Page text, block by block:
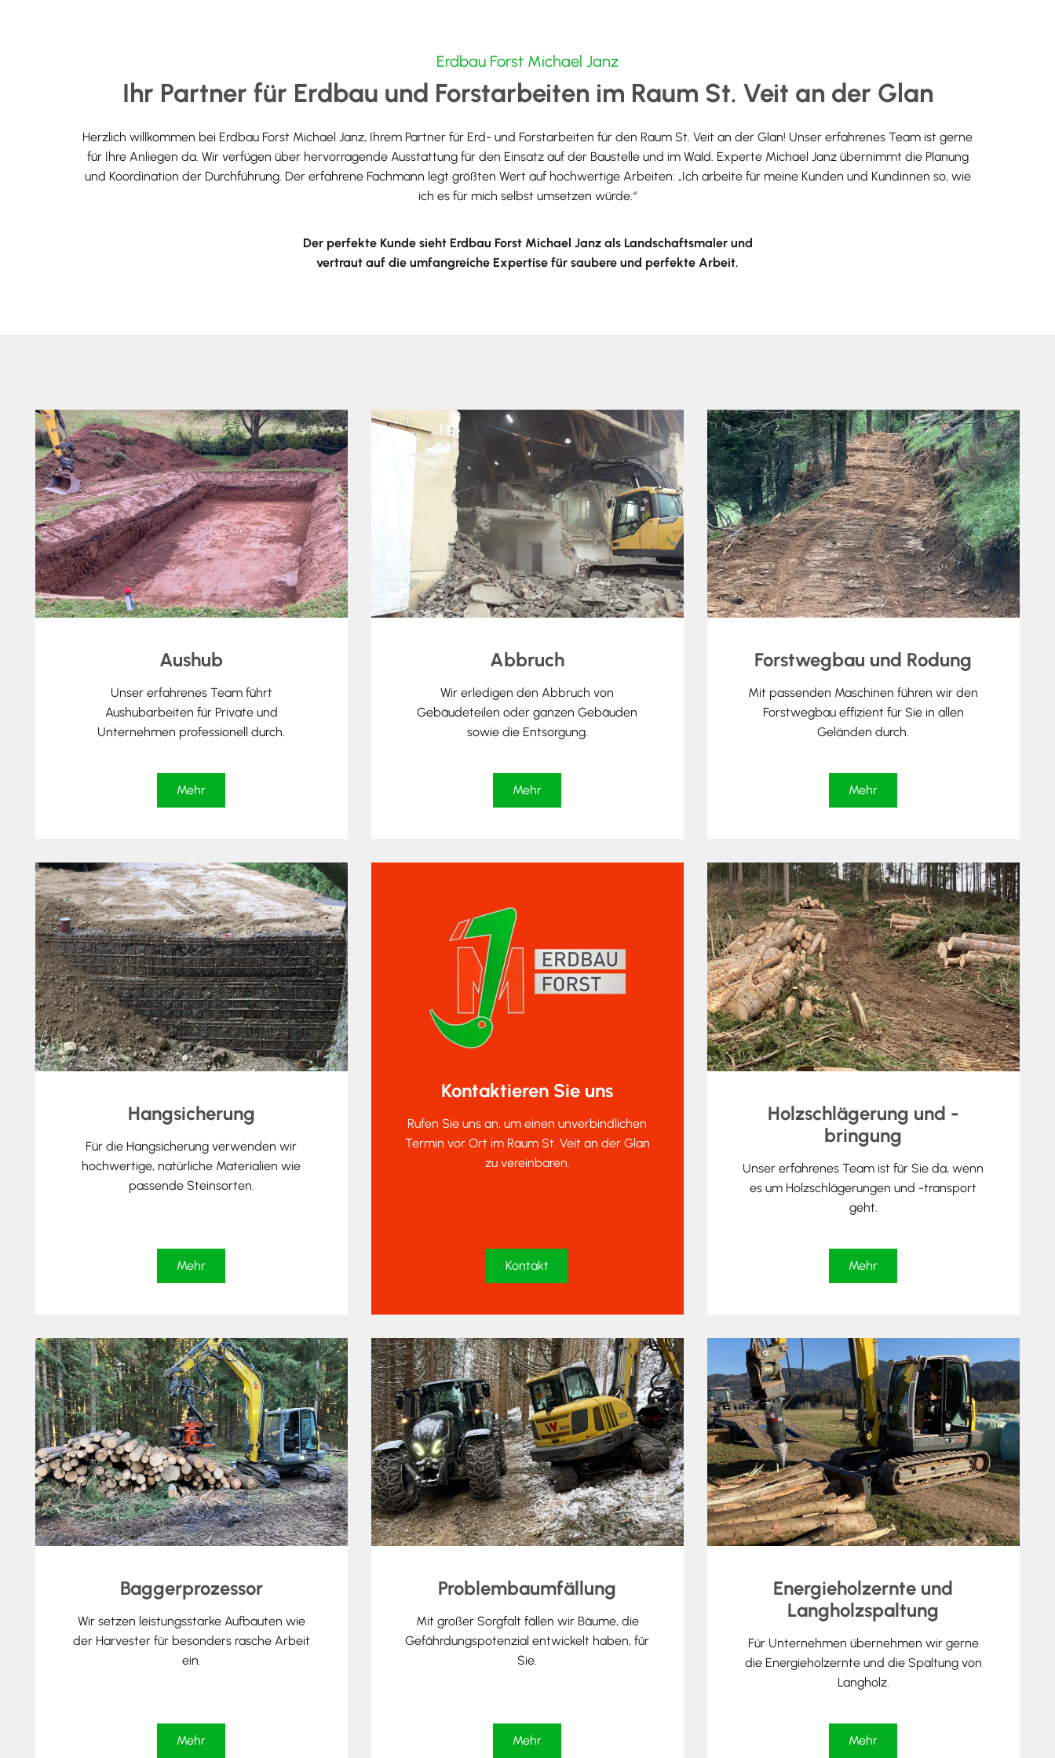
Erdbau Forst Michael Janz
Ihr Partner für Erdbau und Forstarbeiten im Raum St. Veit an der Glan
Herzlich willkommen bei Erdbau Forst Michael Janz, Ihrem Partner für Erd- und Forstarbeiten für den Raum St. Veit an der Glan! Unser erfahrenes Team ist gerne
für Ihre Anliegen da. Wir verfügen über hervorragende Ausstattung für den Einsatz auf der Baustelle und im Wald. Experte Michael Janz übernimmt die Planung
und Koordination der Durchführung. Der erfahrene Fachmann legt größten Wert auf hochwertige Arbeiten: „Ich arbeite für meine Kunden und Kundinnen so, wie
ich es für mich selbst umsetzen würde.“
Der perfekte Kunde sieht Erdbau Forst Michael Janz als Landschaftsmaler und
vertraut auf die umfangreiche Expertise für saubere und perfekte Arbeit.
Aushub
Unser erfahrenes Team führt
Aushubarbeiten für Private und
Unternehmen professionell durch.
Mehr
Abbruch
Wir erledigen den Abbruch von
Gebäudeteilen oder ganzen Gebäuden
sowie die Entsorgung.
Mehr
Forstwegbau und Rodung
Mit passenden Maschinen führen wir den
Forstwegbau effizient für Sie in allen
Geländen durch.
Mehr
Hangsicherung
Für die Hangsicherung verwenden wir
hochwertige, natürliche Materialien wie
passende Steinsorten.
Mehr
Kontaktieren Sie uns
Rufen Sie uns an, um einen unverbindlichen
Termin vor Ort im Raum St. Veit an der Glan
zu vereinbaren.
Kontakt
Holzschlägerung und -
bringung
Unser erfahrenes Team ist für Sie da, wenn
es um Holzschlägerungen und -transport
geht.
Mehr
Baggerprozessor
Wir setzen leistungsstarke Aufbauten wie
der Harvester für besonders rasche Arbeit
ein.
Mehr
Problembaumfällung
Mit großer Sorgfalt fällen wir Bäume, die
Gefährdungspotenzial entwickelt haben, für
Sie.
Mehr
Energieholzernte und
Langholzspaltung
Für Unternehmen übernehmen wir gerne
die Energieholzernte und die Spaltung von
Langholz.
Mehr